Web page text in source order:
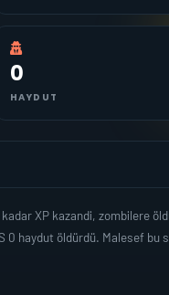
0
HAYDUT
XP kazandi, zombilere
0 haydut öldürdü. Malesef